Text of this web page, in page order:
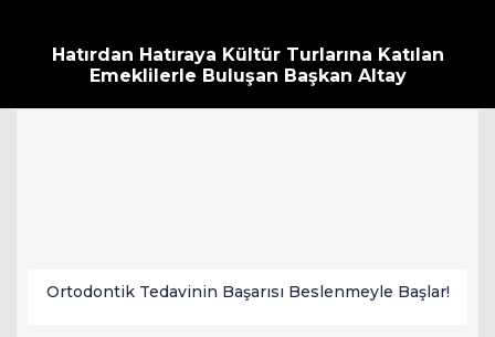
Hatırdan Hatıraya Kültür Turlarına Katılan
Emeklilerle Buluşan Başkan Altay
Ortodontik Tedavinin Başarısı Beslenmeyle Başlar!